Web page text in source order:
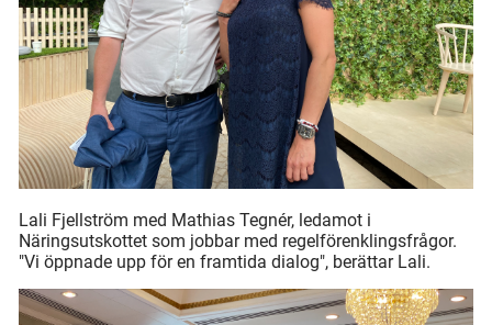
Lali Fjellström med Mathias Tegnér, ledamot i
Näringsutskottet som jobbar med regelförenklingsfrågor.
"Vi öppnade upp för en framtida dialog", berättar Lali.